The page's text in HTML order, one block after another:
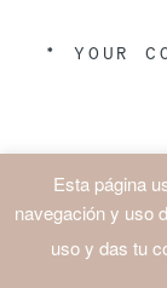
Esta página
navegación y uso
uso y das tu